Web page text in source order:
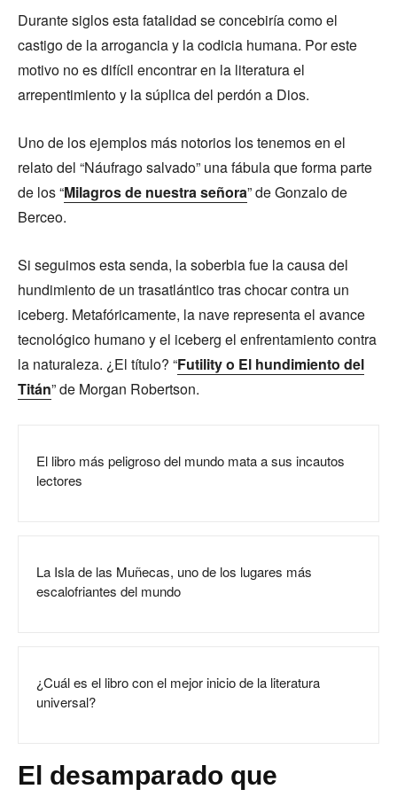
Durante siglos esta fatalidad se concebiría como el
castigo de la arrogancia y la codicia humana. Por este
motivo no es difícil encontrar en la literatura el
arrepentimiento y la súplica del perdón a Dios.
Uno de los ejemplos más notorios los tenemos en el
relato del “Náufrago salvado” una fábula que forma parte
de los “Milagros de nuestra señora” de Gonzalo de
Berceo.
Si seguimos esta senda, la soberbia fue la causa del
hundimiento de un trasatlántico tras chocar contra un
iceberg. Metafóricamente, la nave representa el avance
tecnológico humano y el iceberg el enfrentamiento contra
la naturaleza. ¿El título? “Futility o El hundimiento del
Titán” de Morgan Robertson.
El libro más peligroso del mundo mata a sus incautos
lectores
La Isla de las Muñecas, uno de los lugares más
escalofriantes del mundo
¿Cuál es el libro con el mejor inicio de la literatura
universal?
El desamparado que